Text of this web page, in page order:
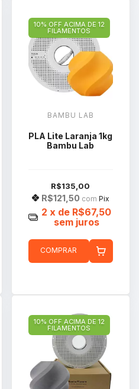
10% OFF ACIMA DE 12
FILAMENTOS
BAMBU LAB
PLA Lite Laranja 1kg
Bambu Lab
R$135,00
R$121,50 com Pix
2 x de R$67,50
sem juros
COMPRAR
10% OFF ACIMA DE 12
FILAMENTOS